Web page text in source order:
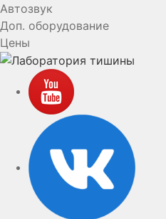
Автозвук
Доп. оборудование
Цены